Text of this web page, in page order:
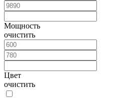
Мощность
очистить
Цвет
очистить